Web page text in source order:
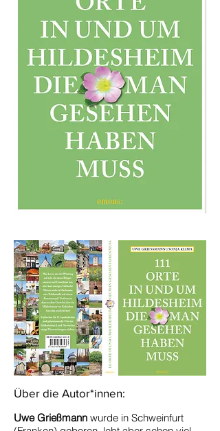
Über die Autor*innen:
Uwe Grießmann wurde in Schweinfurt